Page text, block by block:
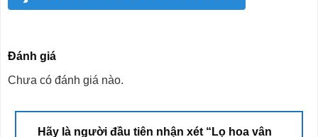
Đánh giá
Chưa có đánh giá nào.
Hãy là người đầu tiên nhận xét “Lọ hoa vân